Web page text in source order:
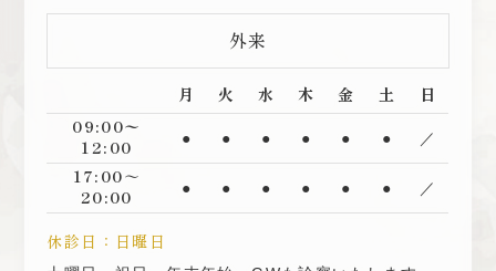
外来
月 火 水 木 金 土 日
09:00〜
12:00
● ● ● ● ● ● ／
17:00～
20:00
● ● ● ● ● ● ／
休診日：日曜日